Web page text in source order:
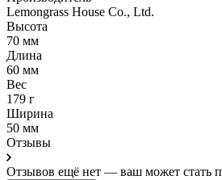
Lemongrass House Co., Ltd.
Высота
70 мм
Длина
60 мм
Вес
179 г
Ширина
50 мм
Отзывы
Отзывов ещё нет — ваш может стать